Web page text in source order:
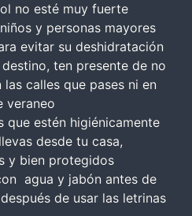
no esté muy fuerte
y personas mayores
evitar su deshidratación
ten presente de no
calles que pases ni en
veraneo
que estén higiénicamente
desde tu casa,
y bien protegidos
agua y jabón antes de
de usar las letrinas